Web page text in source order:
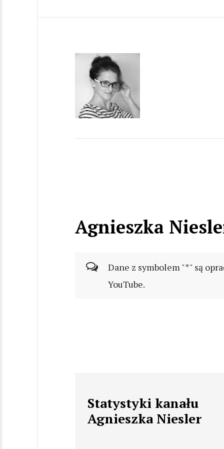
Agnieszka
Dane z symbolem "*" są
YouTube.
Statystyki kanału
Agnieszka Niesler